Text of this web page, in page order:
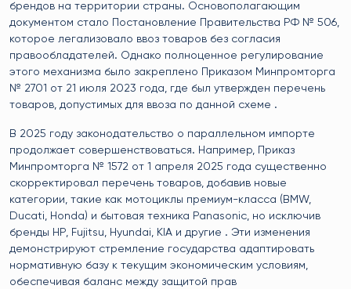
брендов на территории страны. Основополагающим
документом стало Постановление Правительства РФ № 506,
которое легализовало ввоз товаров без согласия
правообладателей. Однако полноценное регулирование
этого механизма было закреплено Приказом Минпромторга
№ 2701 от 21 июля 2023 года, где был утвержден перечень
товаров, допустимых для ввоза по данной схеме .
В 2025 году законодательство о параллельном импорте
продолжает совершенствоваться. Например, Приказ
Минпромторга № 1572 от 1 апреля 2025 года существенно
скорректировал перечень товаров, добавив новые
категории, такие как мотоциклы премиум-класса (BMW,
Ducati, Honda) и бытовая техника Panasonic, но исключив
бренды HP, Fujitsu, Hyundai, KIA и другие . Эти изменения
демонстрируют стремление государства адаптировать
нормативную базу к текущим экономическим условиям,
обеспечивая баланс между защитой прав